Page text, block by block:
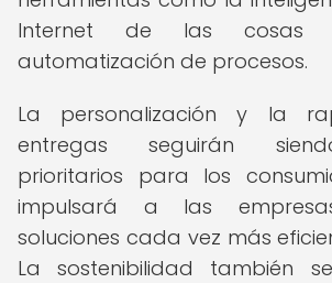
Internet de las
automatización de procesos.
La personalización y la
entregas seguirán
prioritarios para los
impulsará a las
soluciones cada vez más
La sostenibilidad también